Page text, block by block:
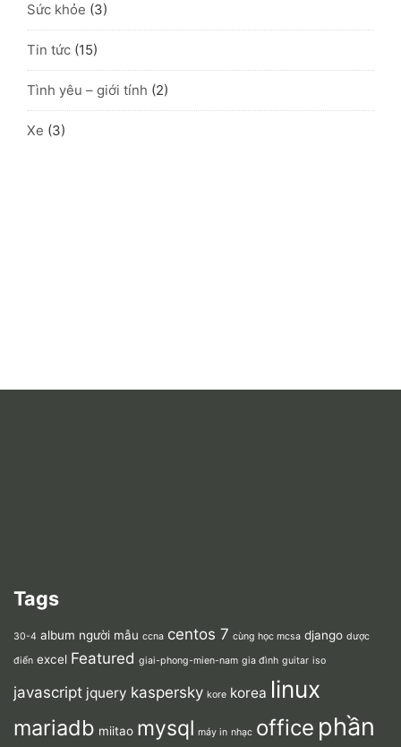
Sức khỏe (3)
Tin tức (15)
Tình yêu – giới tính (2)
Xe (3)
Tags
30-4 album người mẫu ccna centos 7 cùng học mcsa django dược
điển excel Featured giai-phong-mien-nam gia đình guitar iso
javascript jquery kaspersky kore korea linux
mariadb miitao mysql máy in nhạc office phần